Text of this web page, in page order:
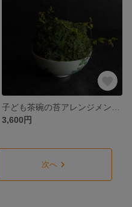
3,600円
次へ